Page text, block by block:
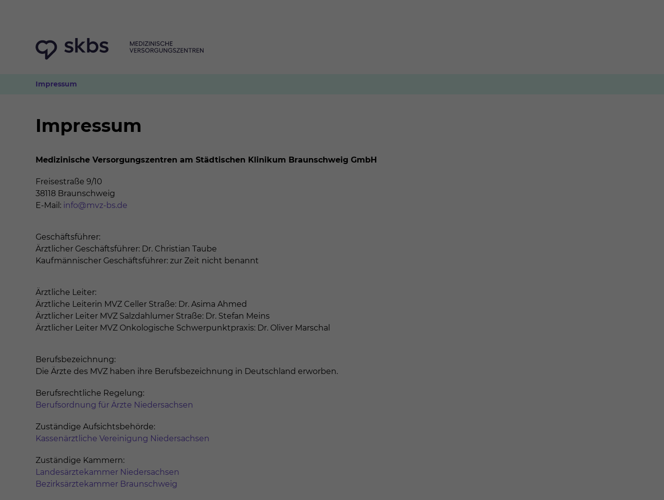
Impressum
Impressum
Medizinische Versorgungszentren am Städtischen Klinikum Braunschweig GmbH
Freisestraße 9/10
38118 Braunschweig
E-Mail: info@mvz-bs.de
Geschäftsführer:
Ärztlicher Geschäftsführer: Dr. Christian Taube
Kaufmännischer Geschäftsführer: zur Zeit nicht benannt
Ärztliche Leiter:
Ärztliche Leiterin MVZ Celler Straße: Dr. Asima Ahmed
Ärztlicher Leiter MVZ Salzdahlumer Straße: Dr. Stefan Meins
Ärztlicher Leiter MVZ Onkologische Schwerpunktpraxis: Dr. Oliver Marschal
Berufsbezeichnung:
Die Ärzte des MVZ haben ihre Berufsbezeichnung in Deutschland erworben.
Berufsrechtliche Regelung:
Berufsordnung für Ärzte Niedersachsen
Zuständige Aufsichtsbehörde:
Kassenärztliche Vereinigung Niedersachsen
Zuständige Kammern:
Landesärztekammer Niedersachsen
Bezirksärztekammer Braunschweig